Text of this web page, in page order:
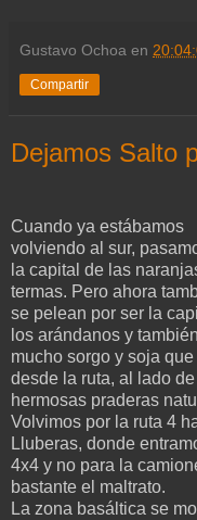
Gustavo Ochoa en
Compartir
Dejamos Salto
Cuando ya estábamos
volviendo al sur,
la capital de las
termas. Pero ahora
se pelean por ser la
los arándanos y
mucho sorgo y soja
desde la ruta, al lado de
hermosas praderas
Volvimos por la ruta 4
Lluberas, donde
4x4 y no para la
bastante el maltrato.
La zona basáltica se